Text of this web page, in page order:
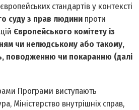
стандартів у контексті
суду з прав людини проти
Європейського комітету із
чи нелюдському або такому,
поводженню чи покаранню (далі
Програми виступають
Міністерство внутрішніх справ,